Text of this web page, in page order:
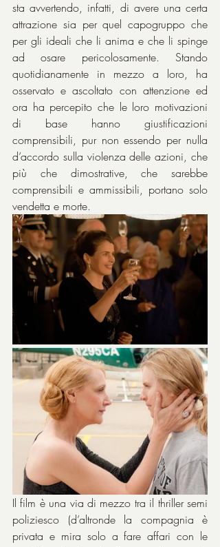
sta avvertendo, infatti, di avere una certa
attrazione sia per quel capogruppo che
per gli ideali che li anima e che li spinge
ad osare pericolosamente. Stando
quotidianamente in mezzo a loro, ha
osservato e ascoltato con attenzione ed
ora ha percepito che le loro motivazioni
di base hanno giustificazioni
comprensibili, pur non essendo per nulla
d’accordo sulla violenza delle azioni, che
più che dimostrative, che sarebbe
comprensibili e ammissibili, portano solo
vendetta e morte.
Il film è una via di mezzo tra il thriller semi
poliziesco (d’altronde la compagnia è
privata e mira solo a fare affari con le